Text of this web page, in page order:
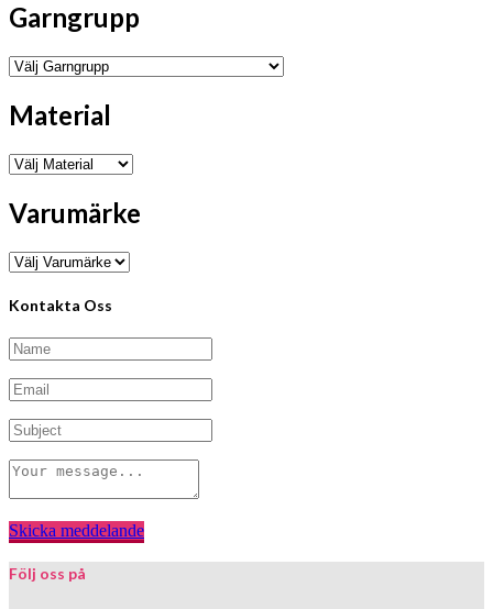
Garngrupp
Material
Varumärke
Kontakta Oss
Skicka meddelande
Följ oss på